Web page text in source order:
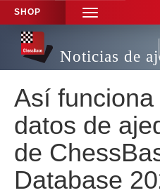
SHOP
TOGGLE
NAVIGATION
Noticias de
Así
datos de
de
Database